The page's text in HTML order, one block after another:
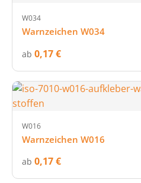
W034
Warnzeichen W034
ab 0,17 €
W016
Warnzeichen W016
ab 0,17 €